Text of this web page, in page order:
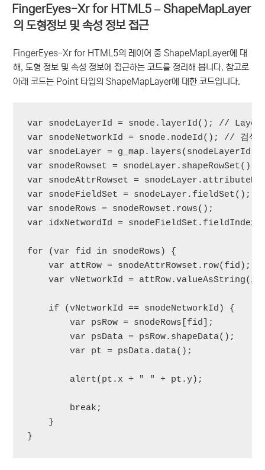
성
일
자
FingerEyes-Xr for HTML5 – ShapeMapLayer
의 도형정보 및 속성 정보 접근
FingerEyes-Xr for HTML5의 레이어 중 ShapeMapLayer에 대
해, 도형 정보 및 속성 정보에 접근하는 코드를 정리해 봅니다. 참고로
아래 코드는 Point 타입의 ShapeMapLayer에 대한 코드입니다.
var snodeLayerId = snode.layerId(); //
var snodeNetworkId = snode.nodeId(); // 검색할
var snodeLayer = g_map.layers(snodeLayerId);
var snodeRowset = snodeLayer.shapeRowSet();
var snodeAttrRowset =
var snodeFieldSet = snodeLayer.fieldSet();
var snodeRows = snodeRowset.rows();
var idxNetwordId =
for (var fid in snodeRows) {
    var attRow = snodeAttrRowset.row(fid);
var vNetworkId =
    if (vNetworkId == snodeNetworkId) {
        var psRow = snodeRows[fid];
        var psData = psRow.shapeData();
        var pt = psData.data();
        alert(pt.x + " " + pt.y);
        break;
    }